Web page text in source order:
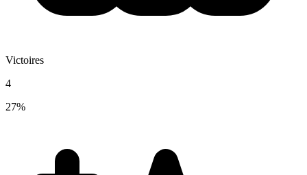
Victoires
4
27%